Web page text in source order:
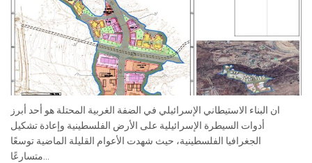
ان البناء الاستيطاني الإسرائيلي في الضفة الغربية المحتلة هو أحد أبرز
أدوات السيطرة الإسرائيلية على الأرض الفلسطينية وإعادة تشكيل
الجغرافيا الفلسطينية، حيث شهدت الأعوام القليلة الماضية توسعًا
متسارعًا...